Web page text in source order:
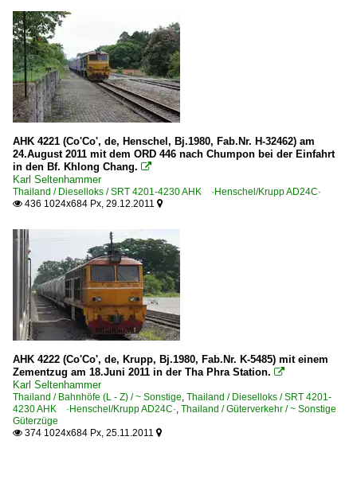
AHK 4221 (Co'Co', de, Henschel, Bj.1980, Fab.Nr. H-32462) am
24.August 2011 mit dem ORD 446 nach Chumpon bei der Einfahrt
in den Bf. Khlong Chang. 
Karl Seltenhammer
Thailand / Dieselloks / SRT 4201-4230 AHK ·Henschel/Krupp AD24C·
 436 1024x684 Px, 29.12.2011 
AHK 4222 (Co'Co', de, Krupp, Bj.1980, Fab.Nr. K-5485) mit einem
Zementzug am 18.Juni 2011 in der Tha Phra Station. 
Karl Seltenhammer
Thailand / Bahnhöfe (L - Z) / ~ Sonstige Thailand / Dieselloks / SRT 4201-
4230 AHK ·Henschel/Krupp AD24C· Thailand / Güterverkehr / ~ Sonstige
Güterzüge
 374 1024x684 Px, 25.11.2011 